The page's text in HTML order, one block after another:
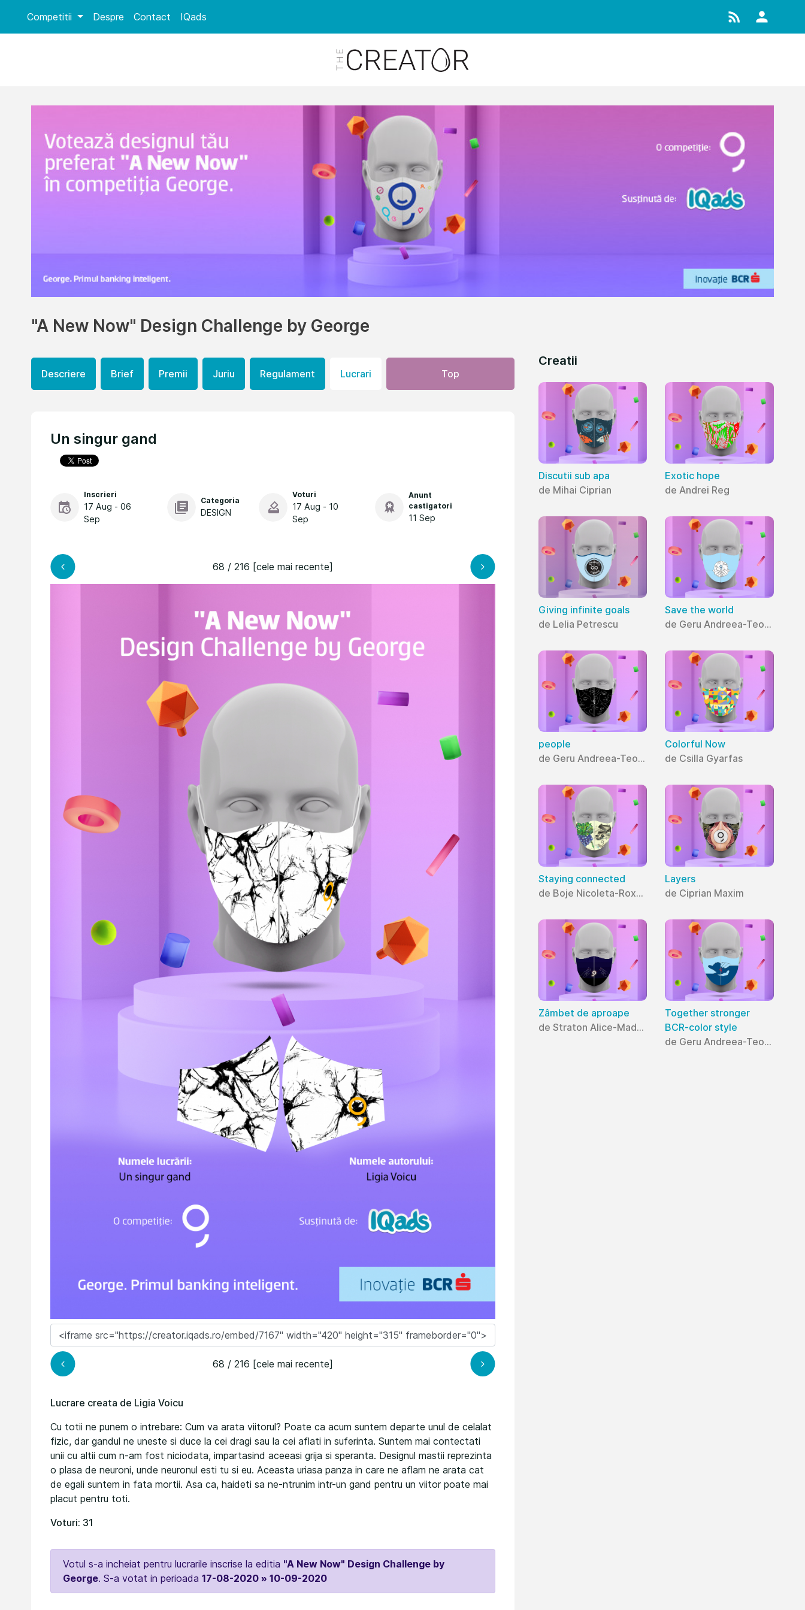
Competitii Despre Contact IQads
"A New Now" Design Challenge by George
Descriere Brief Premii Juriu Regulament Lucrari Top
Un singur gand
Inscrieri
17 Aug - 06
Sep
Categoria
DESIGN
Voturi
17 Aug - 10
Sep
Anunt
castigatori
11 Sep
68 / 216 [cele mai recente]
68 / 216 [cele mai recente]
Lucrare creata de Ligia Voicu
Cu totii ne punem o intrebare: Cum va arata viitorul? Poate ca acum suntem departe unul de celalat
fizic, dar gandul ne uneste si duce la cei dragi sau la cei aflati in suferinta. Suntem mai contectati
unii cu altii cum n-am fost niciodata, impartasind aceeasi grija si speranta. Designul mastii reprezinta
o plasa de neuroni, unde neuronul esti tu si eu. Aceasta uriasa panza in care ne aflam ne arata cat
de egali suntem in fata mortii. Asa ca, haideti sa ne-ntrunim intr-un gand pentru un viitor poate mai
placut pentru toti.
Voturi: 31
Votul s-a incheiat pentru lucrarile inscrise la editia "A New Now" Design Challenge by
George. S-a votat in perioada 17-08-2020 » 10-09-2020
Creatii
Discutii sub apa
de Mihai Ciprian
Exotic hope
de Andrei Reg
Giving infinite goals
de Lelia Petrescu
Save the world
de Geru Andreea-Teodora
people
de Geru Andreea-Teodora
Colorful Now
de Csilla Gyarfas
Staying connected
de Boje Nicoleta-Roxana
Layers
de Ciprian Maxim
Zâmbet de aproape
de Straton Alice-Madalina
Together stronger
BCR-color style
de Geru Andreea-Teodora